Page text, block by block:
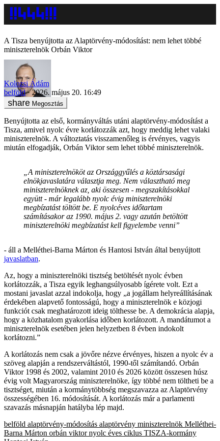
A Tisza benyújtotta az Alaptörvény-módosítást: nem lehet többé
miniszterelnök Orbán Viktor
Kolozsi Ádám
belföld
2026. május 20. 16:49
Megosztás
Benyújtotta az első, kormányváltás utáni alaptörvény-módosítást a
Tisza, amivel nyolc évre korlátozzák azt, hogy meddig lehet valaki
miniszterelnök. A változtatás visszamenőleg is érvényes, vagyis
miután elfogadják, Orbán Viktor sem lehet többé miniszterelnök.
„A miniszterelnököt az Országgyűlés a köztársasági
elnökjavaslatára választja meg. Nem választható meg
miniszterelnöknek az, aki összesen - megszakításokkal
együtt - már legalább nyolc évig miniszterelnöki
megbízatást töltött be. E nyolcéves időtartam
számításakor az 1990. május 2. vagy azután betöltött
miniszterelnöki megbízatást kell figyelembe venni”
- áll a Melléthei-Barna Márton és Hantosi István által benyújtott
javaslatban.
Az, hogy a miniszterelnöki tisztség betöltését nyolc évben
korlátozzák, a Tisza egyik leghangsúlyosabb ígérete volt. Ezt a
mostani javaslat azzal indokolja, hogy „a jogállam helyreállításának
érdekében alapvető fontosságú, hogy a miniszterelnök e közjogi
funkciót csak meghatározott ideig tölthesse be. A demokrácia alapja,
hogy a közhatalom gyakorlása időben korlátozott. A mandátumot a
miniszterelnök esetében jelen helyzetben 8 évben indokolt
korlátozni.”
A korlátozás nem csak a jövőre nézve érvényes, hiszen a nyolc év a
szöveg alapján a rendszerváltástól, 1990-től számítandó. Orbán
Viktor 1998 és 2002, valamint 2010 és 2026 között összesen húsz
évig volt Magyarország miniszterelnöke, így többé nem töltheti be a
tisztséget, miután a kormánytöbbség megszavazza az Alaptörvény
összességében 16. módosítását. A korlátozás már a parlamenti
szavazás másnapján hatályba lép majd.
belföld alaptörvény-módosítás alaptörvény miniszterelnök Melléthei-
Barna Márton orbán viktor nyolc éves ciklus TISZA-kormány